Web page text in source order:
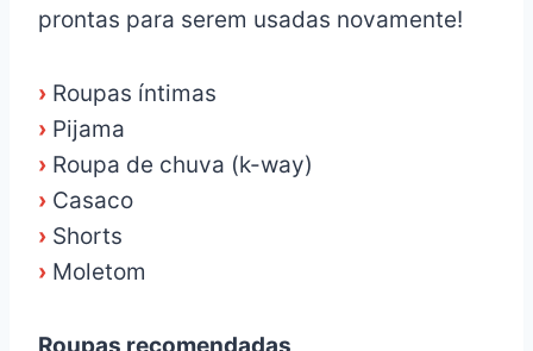
prontas para serem usadas novamente!
› Roupas íntimas
› Pijama
› Roupa de chuva (k-way)
› Casaco
› Shorts
› Moletom